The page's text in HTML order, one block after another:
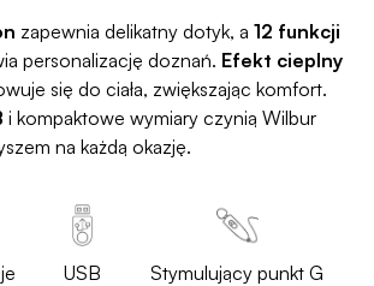
zapewnia delikatny dotyk, a 12 funkcji
personalizację doznań. Efekt cieplny
się do ciała, zwiększając komfort.
i kompaktowe wymiary czynią Wilbur
na każdą okazję.
USB Stymulujący punkt G